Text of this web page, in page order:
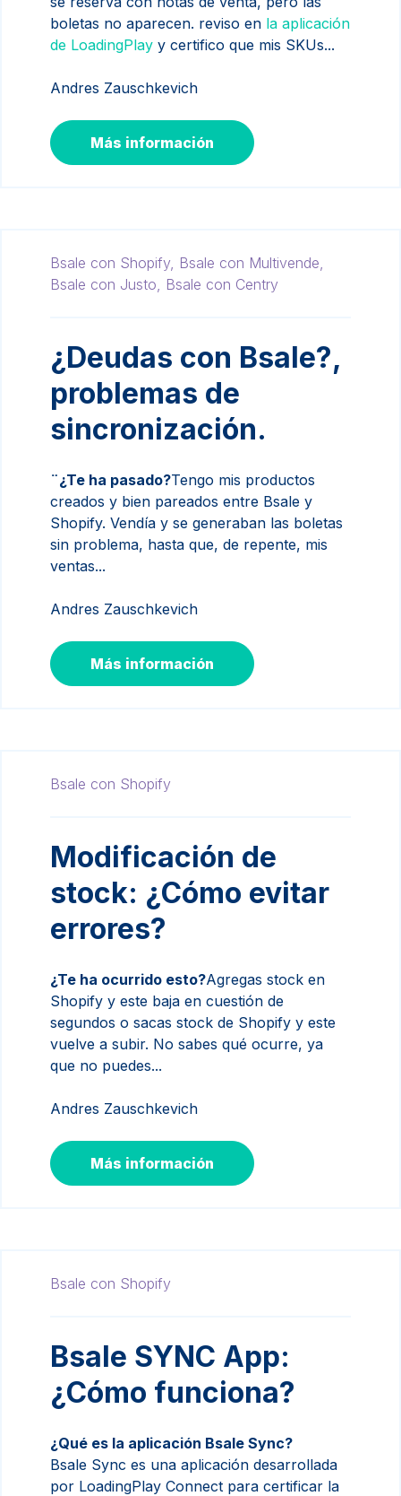
boletas no aparecen. reviso en la aplicación
de LoadingPlay y certifico que mis SKUs...
Andres Zauschkevich
Más información
Bsale con Shopify, Bsale con Multivende,
Bsale con Justo, Bsale con Centry
¿Deudas con Bsale?,
problemas de
sincronización.
¨¿Te ha pasado?Tengo mis productos
creados y bien pareados entre Bsale y
Shopify. Vendía y se generaban las boletas
sin problema, hasta que, de repente, mis
ventas...
Andres Zauschkevich
Más información
Bsale con Shopify
Modificación de
stock: ¿Cómo evitar
errores?
¿Te ha ocurrido esto?Agregas stock en
Shopify y este baja en cuestión de
segundos o sacas stock de Shopify y este
vuelve a subir. No sabes qué ocurre, ya
que no puedes...
Andres Zauschkevich
Más información
Bsale con Shopify
Bsale SYNC App:
¿Cómo funciona?
¿Qué es la aplicación Bsale Sync?
Bsale Sync es una aplicación desarrollada
por LoadingPlay Connect para certificar la